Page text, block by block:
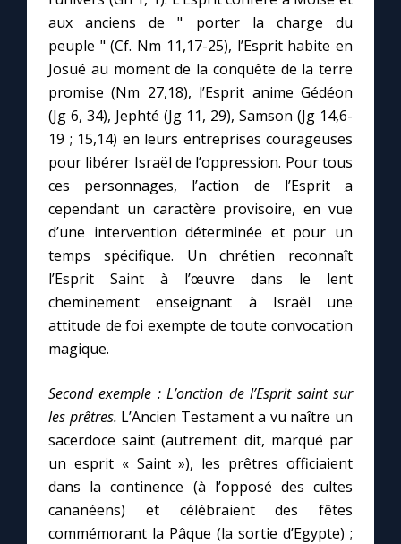
aux anciens de " porter la charge du
peuple " (Cf. Nm 11,17-25), l’Esprit habite en
Josué au moment de la conquête de la terre
promise (Nm 27,18), l’Esprit anime Gédéon
(Jg 6, 34), Jephté (Jg 11, 29), Samson (Jg 14,6-
19 ; 15,14) en leurs entreprises courageuses
pour libérer Israël de l’oppression. Pour tous
ces personnages, l’action de l’Esprit a
cependant un caractère provisoire, en vue
d’une intervention déterminée et pour un
temps spécifique. Un chrétien reconnaît
l’Esprit Saint à l’œuvre dans le lent
cheminement enseignant à Israël une
attitude de foi exempte de toute convocation
magique.
Second exemple : L’onction de l’Esprit saint sur
les prêtres. L’Ancien Testament a vu naître un
sacerdoce saint (autrement dit, marqué par
un esprit « Saint »), les prêtres officiaient
dans la continence (à l’opposé des cultes
cananéens) et célébraient des fêtes
commémorant la Pâque (la sortie d’Egypte) ;